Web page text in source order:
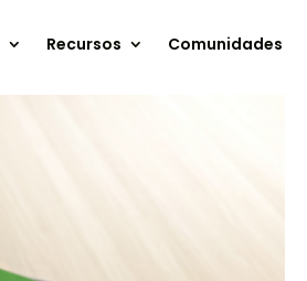
Recursos Comunidades